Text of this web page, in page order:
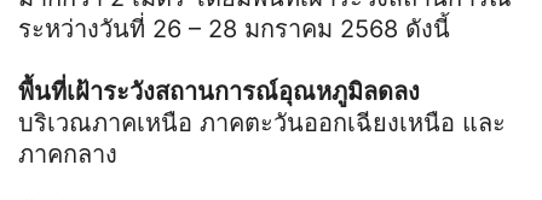
ระหว่างวันที่ 26 – 28 มกราคม 2568 ดังนี้
พื้นที่เฝ้าระวังสถานการณ์อุณหภูมิลดลง
บริเวณภาคเหนือ ภาคตะวันออกเฉียงเหนือ และ
ภาคกลาง